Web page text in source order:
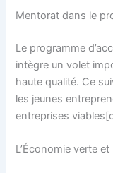
Mentorat dans le
Le programme
intègre un volet
haute qualité. Ce
les jeunes
entreprises
L’Économie verte